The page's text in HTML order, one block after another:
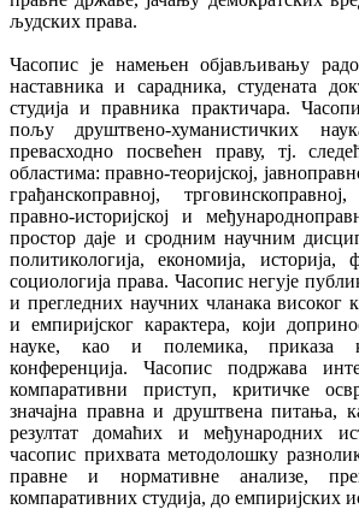
људских права.
Часопис је намењен објављивању
наставника и сарадника, студената
студија и правника практичара.
пољу друштвено-хуманистичких
превасходно посвећен праву, тј.
областима: правно-теоријској,
грађанскоправној,
правно-историјској и
простор даје и сродним научним
политикологија, економија, историја,
социологија права. Часопис негује
и прегледних научних чланака високог
и емпиријског карактера, који
науке, као и полемика, приказа
конференција. Часопис подржава
компаративни приступ, критичке
значајна правна и друштвена питања,
резултат домаћих и међународних
часопис прихвата методолошку
правне и нормативне анализе,
компаративних студија, до емпиријских